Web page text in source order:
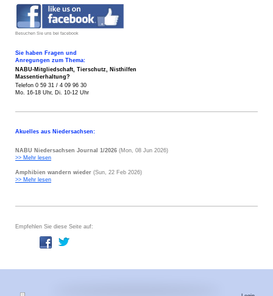
Besuchen Sie uns bei facebook
Sie haben Fragen und
Anregungen zum Thema:
NABU-Mitgliedschaft, Tierschutz,
Nisthilfen
Massentierhaltung?
Telefon 0 59 31 / 4 09 96 30
Mo. 16-18 Uhr, Di. 10-12 Uhr
Akuelles aus Niedersachsen:
NABU Niedersachsen Journal 1/2026 (Mon, 08 Jun 2026)
>> Mehr lesen
Amphibien wandern wieder (Sun, 22 Feb 2026)
>> Mehr lesen
Empfehlen Sie diese Seite auf: